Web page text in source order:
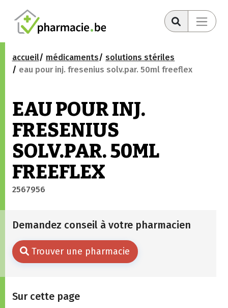
accueil médicaments
solutions stériles
eau pour inj. fresenius solv.par. 50ml freeflex
EAU POUR INJ.
FRESENIUS
SOLV.PAR. 50ML
FREEFLEX
2567956
Demandez conseil à votre pharmacien
Trouver une pharmacie
Sur cette page